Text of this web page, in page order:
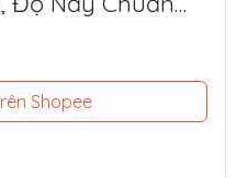
Shopee